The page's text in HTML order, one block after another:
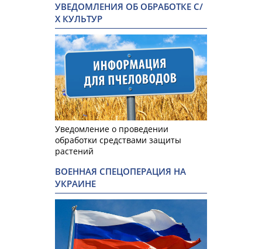
УВЕДОМЛЕНИЯ ОБ ОБРАБОТКЕ С/
Х КУЛЬТУР
Уведомление о проведении
обработки средствами защиты
растений
ВОЕННАЯ СПЕЦОПЕРАЦИЯ НА
УКРАИНЕ